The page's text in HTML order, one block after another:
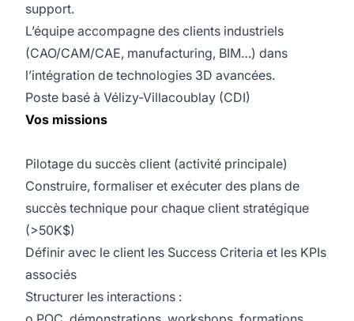
support.
L’équipe accompagne des clients industriels
(CAO/CAM/CAE, manufacturing, BIM…) dans
l’intégration de technologies 3D avancées.
Poste basé à Vélizy-Villacoublay (CDI)
Vos missions
Pilotage du succès client (activité principale)
Construire, formaliser et exécuter des plans de
succès technique pour chaque client stratégique
(>50K$)
Définir avec le client les Success Criteria et les KPIs
associés
Structurer les interactions :